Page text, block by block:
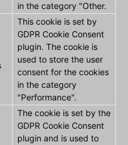
in the category "Other.
This cookie is set by
GDPR Cookie Consent
plugin. The cookie is
used to store the user
consent for the cookies
in the category
"Performance".
The cookie is set by the
GDPR Cookie Consent
plugin and is used to